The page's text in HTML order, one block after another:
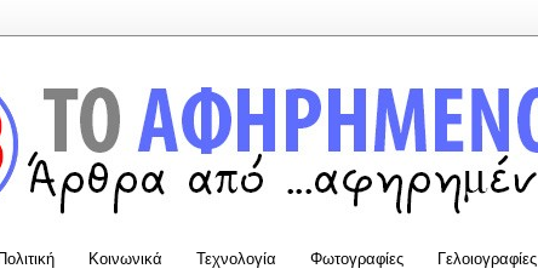
Πολιτική Κοινωνικά Τεχνολογία Φωτογραφίες Γελοιογραφίες